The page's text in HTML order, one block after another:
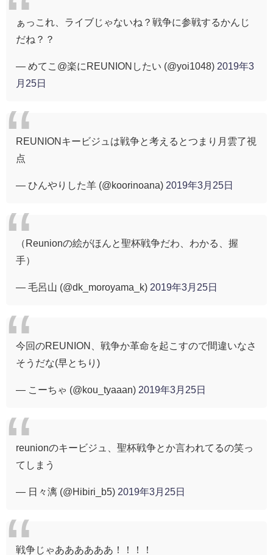
ぁっこれ、ライブじゃないね？戦争に参戦するかんじ
だね？？
— めてこ@楽にREUNIONしたい (@yoi1048) 2019年3
月25日
REUNIONキービジュは戦争と考えるとつまり月雲了視
点
— ひんやりした羊 (@koorinoana) 2019年3月25日
（Reunionの絵がほんと聖杯戦争だわ、わかる、握
手）
— 毛呂山 (@dk_moroyama_k) 2019年3月25日
今回のREUNION、戦争か革命を起こすので間違いなさ
そうだな(早とちり)
— こーちゃ (@kou_tyaaan) 2019年3月25日
reunionのキービジュ、聖杯戦争とか言われてるの笑っ
てしまう
— 日々漓 (@Hibiri_b5) 2019年3月25日
戦争じゃああああああ！！！！